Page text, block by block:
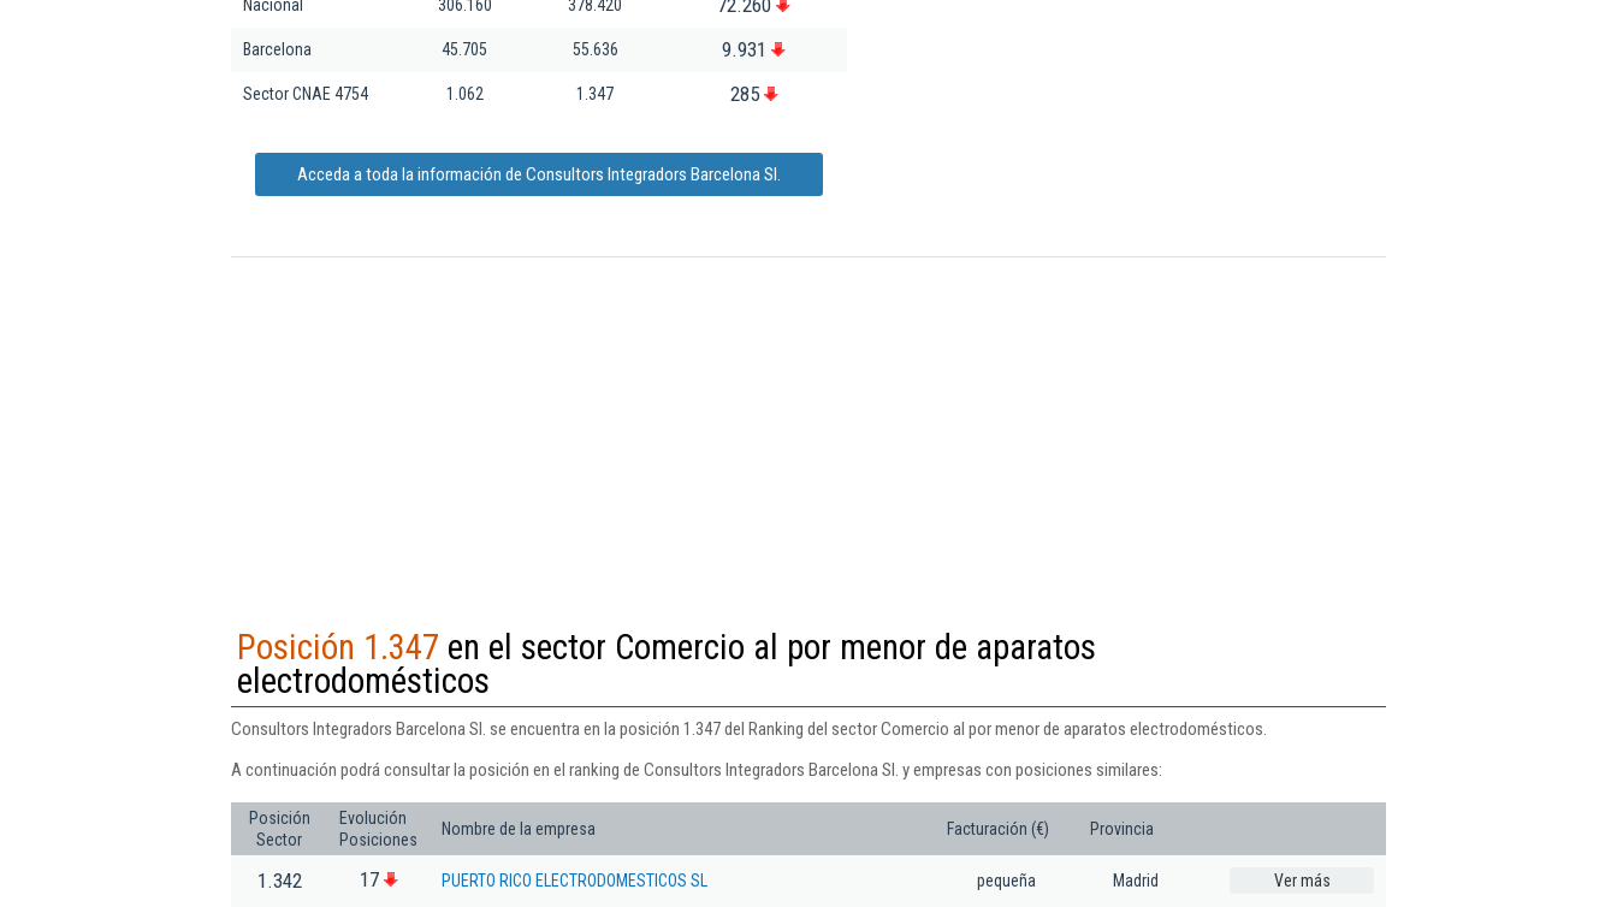
Nacional
306.160 378.420
Barcelona 45.705 55.636 9.931
Sector CNAE 4754 1.062 1.347 285
Acceda a toda la información de Consultors Integradors Barcelona Sl.
Posición 1.347 en el sector Comercio al por menor de aparatos
electrodomésticos
Consultors Integradors Barcelona Sl. se encuentra en la posición 1.347 del Ranking del sector Comercio al por menor de aparatos electrodomésticos.
A continuación podrá consultar la posición en el ranking de Consultors Integradors Barcelona Sl. y empresas con posiciones similares:
Posición
Sector
Evolución
Posiciones
Nombre de la empresa Facturación (€) Provincia
1.342 17 PUERTO RICO ELECTRODOMESTICOS SL pequeña Madrid Ver más